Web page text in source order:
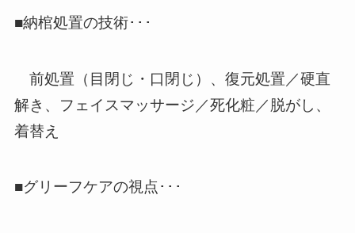
■納棺処置の技術･･･
前処置（目閉じ・口閉じ）、復元処置／硬直
解き、フェイスマッサージ／死化粧／脱がし、
着替え
■グリーフケアの視点･･･